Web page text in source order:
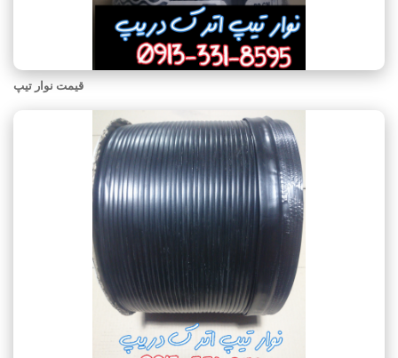
قیمت نوار تیپ